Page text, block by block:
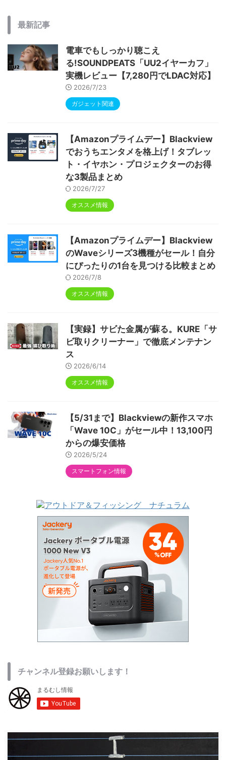
最新記事
電車でもしっかり聴こえ
る!SOUNDPEATS「UU2イヤーカフ」
実機レビュー【7,280円でLDAC対応】
2026/7/23
ガジェット関連
【Amazonプライムデー】Blackview
でおうちエンタメを格上げ！タブレッ
ト・イヤホン・プロジェクターのお得
な3製品まとめ
2026/7/27
オススメ情報
【Amazonプライムデー】Blackview
のWaveシリーズ3機種がセール！自分
にぴったりの1台を見つける比較まとめ
2026/7/8
オススメ情報
【実録】サビた金属が蘇る。KURE「サ
ビ取りクリーナー」で徹底メンテナン
ス
2026/6/14
オススメ情報
【5/31まで】Blackviewの新作スマホ
「Wave 10C」がセール中！13,100円
からの爆安価格
2026/5/24
スマートフォン情報
チャンネル登録お願いします！